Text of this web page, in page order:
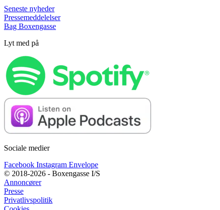
Seneste nyheder
Pressemeddelelser
Bag Boxengasse
Lyt med på
Sociale medier
Facebook Instagram Envelope
© 2018-2026 - Boxengasse I/S
Annoncører
Presse
Privatlivspolitik